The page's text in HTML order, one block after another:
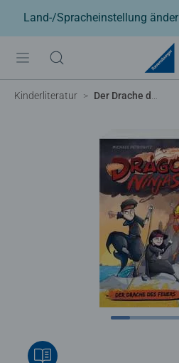
Land-/Spracheinstellung
Kinderliteratur Der Drache des Feuers